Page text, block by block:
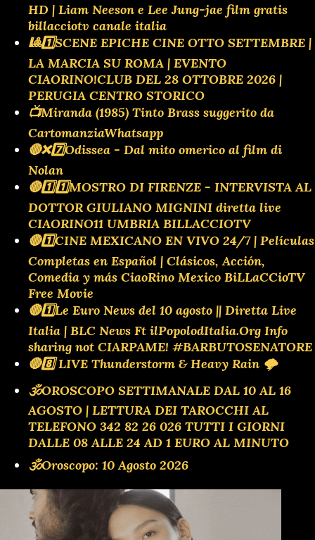
HD | Liam Neeson e Lee Jung-jae film gratis
billacciotv canale italia
🎱1️⃣SCENE EPICHE CINE OTTO SETTEMBRE |
LA MARCIA SU ROMA | EVENTO
CIAORINO!CLUB DEL 28 OTTOBRE 2026 |
PERUGIA CENTRO STORICO
📺Miranda (1985) Tinto Brass suggerito da
CartomanziaWhatsapp
🔴❌️7️⃣Odissea - Dal mito omerico al film di
Nolan
🔴1️⃣1️⃣MOSTRO DI FIRENZE - INTERVISTA AL
DOTTOR GIULIANO MIGNINI diretta live
CIAORINO11 UMBRIA BILLACCIOTV
🔴1️⃣CINE MEXICANO EN VIVO 24/7 | Películas
Completas en Español | Clásicos, Acción,
Comedia y más CiaoRino Mexico BiLLaCCioTV
Free Movie
🔴1️⃣Le Euro News del 10 agosto || Diretta Live
Italia | BLC News Ft ilPopolodItalia.Org Info
sharing not CIARPAME! #BARBUTOSENATORE
🔴8️⃣ LIVE Thunderstorm & Heavy Rain 🌩️
🕉OROSCOPO SETTIMANALE DAL 10 AL 16
AGOSTO | LETTURA DEI TAROCCHI AL
TELEFONO 342 82 26 026 TUTTI I GIORNI
DALLE 08 ALLE 24 AD 1 EURO AL MINUTO
🕉Oroscopo: 10 Agosto 2026